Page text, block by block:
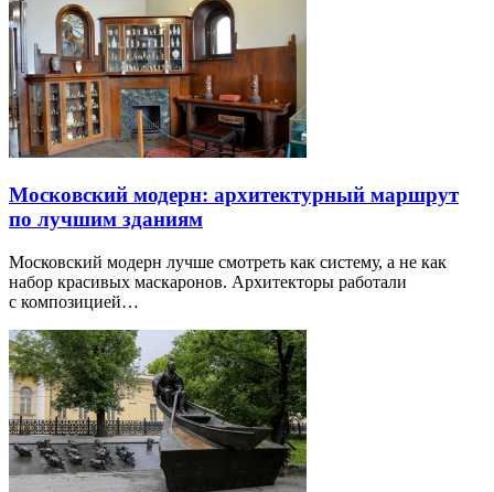
Московский модерн: архитектурный маршрут
по лучшим зданиям
Московский модерн лучше смотреть как систему, а не как
набор красивых маскаронов. Архитекторы работали
с композицией…